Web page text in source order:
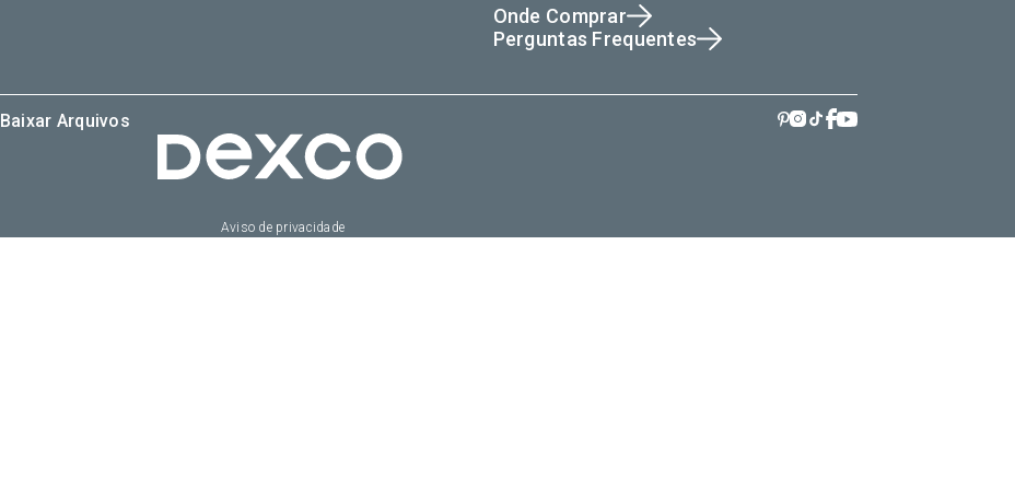
Onde Comprar
Perguntas Frequentes
Baixar Arquivos
Aviso de privacidade